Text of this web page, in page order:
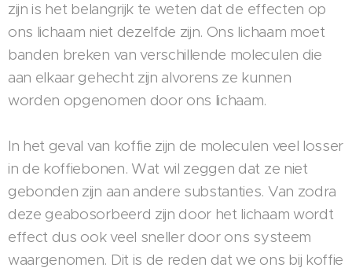
zijn is het belangrijk te weten dat de effecten op
ons lichaam niet dezelfde zijn. Ons lichaam moet
banden breken van verschillende moleculen die
aan elkaar gehecht zijn alvorens ze kunnen
worden opgenomen door ons lichaam.
In het geval van koffie zijn de moleculen veel losser
in de koffiebonen. Wat wil zeggen dat ze niet
gebonden zijn aan andere substanties. Van zodra
deze geabosorbeerd zijn door het lichaam wordt
effect dus ook veel sneller door ons systeem
waargenomen. Dit is de reden dat we ons bij koffie